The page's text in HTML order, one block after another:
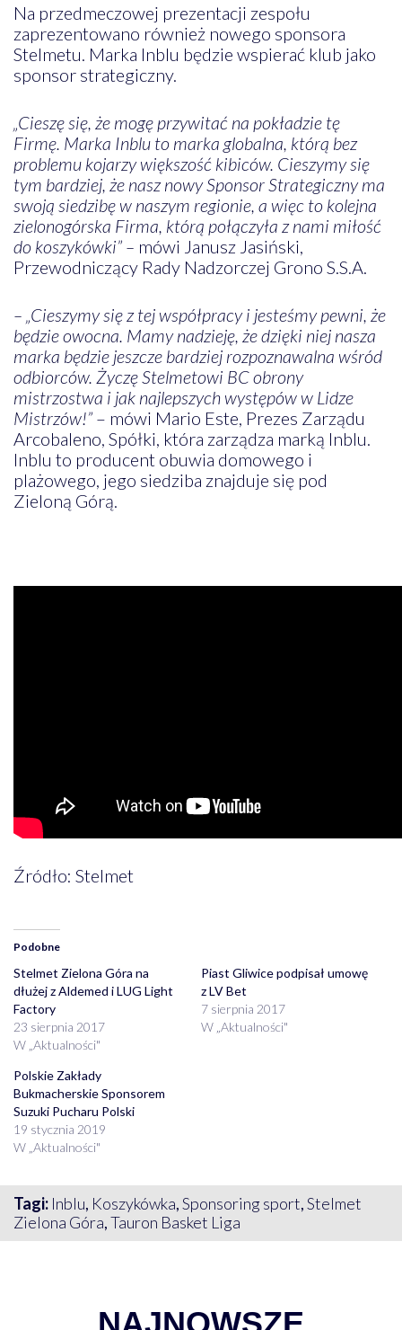
Na przedmeczowej prezentacji zespołu
zaprezentowano również nowego sponsora
Stelmetu. Marka Inblu będzie wspierać klub jako
sponsor strategiczny.
„Cieszę się, że mogę przywitać na pokładzie tę
Firmę. Marka Inblu to marka globalna, którą bez
problemu kojarzy większość kibiców. Cieszymy się
tym bardziej, że nasz nowy Sponsor Strategiczny ma
swoją siedzibę w naszym regionie, a więc to kolejna
zielonogórska Firma, którą połączyła z nami miłość
do koszykówki” – mówi Janusz Jasiński,
Przewodniczący Rady Nadzorczej Grono S.S.A.
– „Cieszymy się z tej współpracy i jesteśmy pewni, że
będzie owocna. Mamy nadzieję, że dzięki niej nasza
marka będzie jeszcze bardziej rozpoznawalna wśród
odbiorców. Życzę Stelmetowi BC obrony
mistrzostwa i jak najlepszych występów w Lidze
Mistrzów!”– mówi Mario Este, Prezes Zarządu
Arcobaleno, Spółki, która zarządza marką Inblu.
Inblu to producent obuwia domowego i
plażowego, jego siedziba znajduje się pod
Zieloną Górą.
Źródło: Stelmet
Podobne
Stelmet Zielona Góra na
dłużej z Aldemed i LUG Light
Factory
23 sierpnia 2017
W „Aktualności"
Piast Gliwice podpisał umowę
z LV Bet
7 sierpnia 2017
W „Aktualności"
Polskie Zakłady
Bukmacherskie Sponsorem
Suzuki Pucharu Polski
19 stycznia 2019
W „Aktualności"
Tagi: Inblu, Koszykówka,Sponsoring sport,Stelmet
Zielona Góra,Tauron Basket Liga